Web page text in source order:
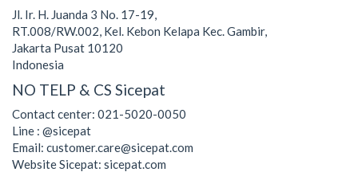
Jl. Ir. H. Juanda 3 No. 17-19,
RT.008/RW.002, Kel. Kebon Kelapa Kec. Gambir,
Jakarta Pusat 10120
Indonesia
NO TELP & CS Sicepat
Contact center: 021-5020-0050
Line : @sicepat
Email: customer.care@sicepat.com
Website Sicepat: sicepat.com